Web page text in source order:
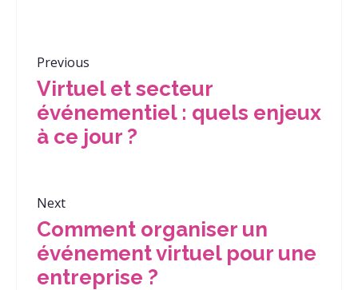
Previous
Virtuel et secteur
événementiel : quels enjeux
à ce jour ?
Next
Comment organiser un
événement virtuel pour une
entreprise ?